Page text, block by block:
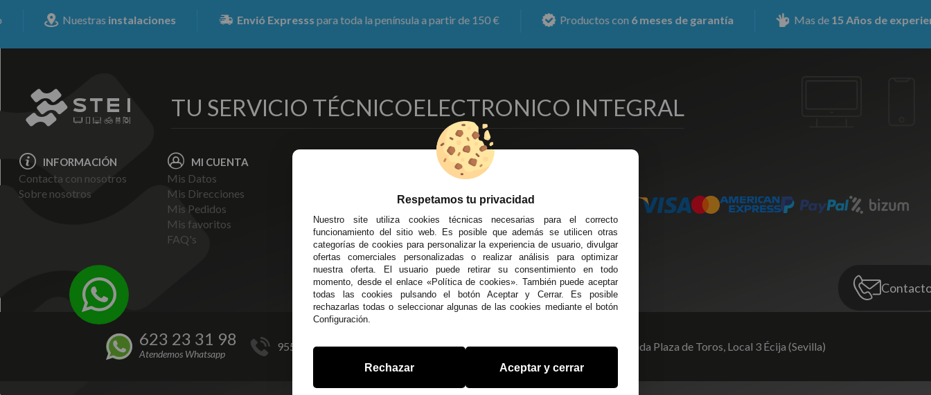
Nuestrasinstalaciones Envió Expressspara toda la península a partir de 150 € Productos con6 meses de garantía Mas de15 Años de experiencia
TU SERVICIO TÉCNICOELECTRONICO INTEGRAL
INFORMACIÓN
Contacta con nosotros
Sobre nosotros
MI CUENTA
Mis Datos
Mis Direcciones
Mis Pedidos
Mis favoritos
FAQ's
Entregas y Devoluciones
Pago Seguro
Terminos y
Condiciones Generales
Políticas de Cookies
DELEGACIONES
Écija - Sevilla
Av. Plaza de Toros. Local 3
Córdoba
C/ Ingeniero Iribarren, 14
Alzira - Valencia
C/ Esplugues, 135
623 23 31 98
Atendemos Whatsapp
955 44 45 43/955 44 45 44 info@steielectronica.com Avenida Plaza de Toros, Local 3 Écija (Sevilla)
Respetamos tu privacidad
Nuestro site utiliza cookies técnicas necesarias para el correcto
funcionamiento del sitio web. Es posible que además se utilicen otras
categorías de cookies para personalizar la experiencia de usuario, divulgar
ofertas comerciales personalizadas o realizar análisis para optimizar
nuestra oferta. El usuario puede retirar su consentimiento en todo
momento, desde el enlace «Política de cookies». También puede aceptar
todas las cookies pulsando el botón Aceptar y Cerrar. Es posible
rechazarlas todas o seleccionar algunas de las cookies mediante el botón
Configuración.
Rechazar Aceptar y cerrar